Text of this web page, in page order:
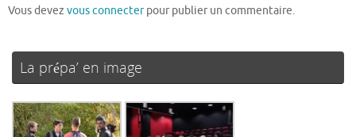
Vous devez vous connecterpour publier un commentaire.
La prépa’ en image